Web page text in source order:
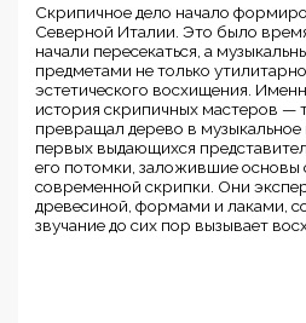
Скрипичное дело начало
Северной Италии. Это было
начали пересекаться, а
предметами не только
эстетического восхищения.
история скрипичных мастеров —
превращал дерево в
первых выдающихся
его потомки, заложившие основы
современной скрипки. Они
древесиной, формами и лаками,
звучание до сих пор вызывает